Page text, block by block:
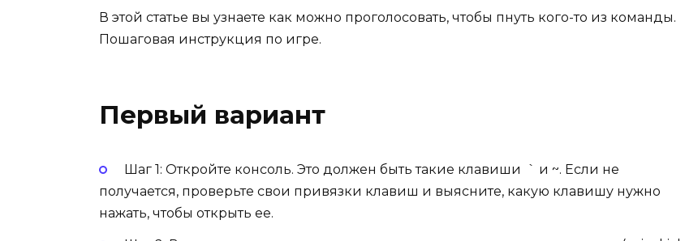
В этой статье вы узнаете как можно проголосовать, чтобы пнуть кого-то из команды.
Пошаговая инструкция по игре.
Первый вариант
Шаг 1: Откройте консоль. Это должен быть такие клавиши ` и ~. Если не
получается, проверьте свои привязки клавиш и выясните, какую клавишу нужно
нажать, чтобы открыть ее.